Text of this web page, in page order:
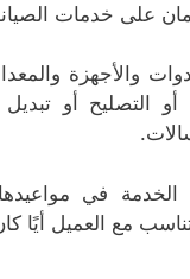
على خدمات
والأجهزة
أو التصليح أو تبديل
الخدمة في
مع العميل أيًا